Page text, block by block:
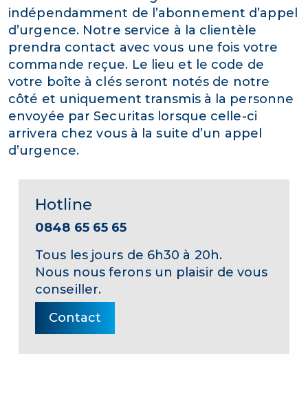
indépendamment de l’abonnement d’appel
d’urgence. Notre service à la clientèle
prendra contact avec vous une fois votre
commande reçue. Le lieu et le code de
votre boîte à clés seront notés de notre
côté et uniquement transmis à la personne
envoyée par Securitas lorsque celle-ci
arrivera chez vous à la suite d’un appel
d’urgence.
Hotline
0848 65 65 65
Tous les jours de 6h30 à 20h.
Nous nous ferons un plaisir de vous
conseiller.
Contact